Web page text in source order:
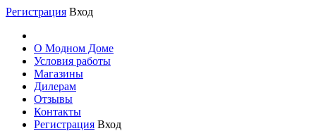
Регистрация Вход
О Модном Доме
Условия работы
Магазины
Дилерам
Отзывы
Контакты
Регистрация Вход